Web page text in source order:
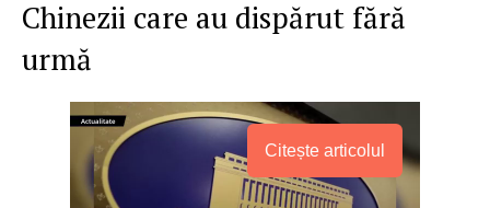
Chinezii care au dispărut fără
urmă
Citește articolul